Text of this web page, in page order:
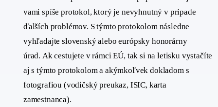
vami spíše protokol, ktorý je nevyhnutný v prípade
ďalších problémov. S týmto protokolom následne
vyhľadajte slovenský alebo európsky honorárny
úrad. Ak cestujete v rámci EÚ, tak si na letisku vystačíte
aj s týmto protokolom a akýmkoľvek dokladom s
fotografiou (vodičský preukaz, ISIC, karta
zamestnanca).